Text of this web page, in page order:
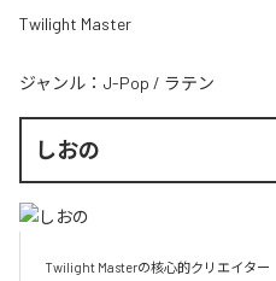
Twilight Master
ジャンル： J-Pop / ラテン
しおの
Twilight Masterの核心的クリエイター